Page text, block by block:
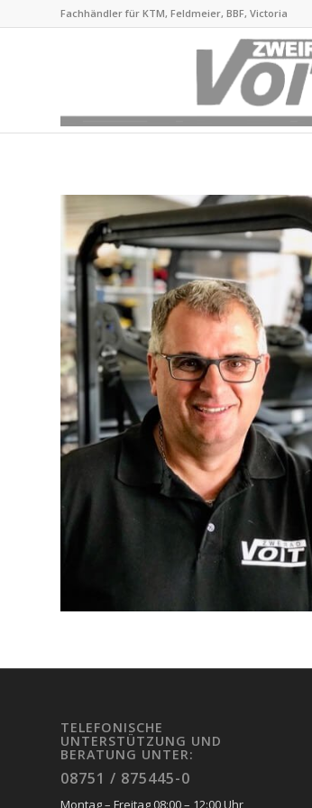
Fachhändler für KTM, Feldmeier, BBF, Victoria
TELEFONISCHE
UNTERSTÜTZUNG UND
BERATUNG UNTER:
08751 / 875445-0
Montag – Freitag 08:00 – 12:00 Uhr